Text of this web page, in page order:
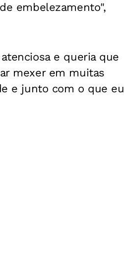
embelezamento",
e queria que
mexer em muitas
e junto com o que eu